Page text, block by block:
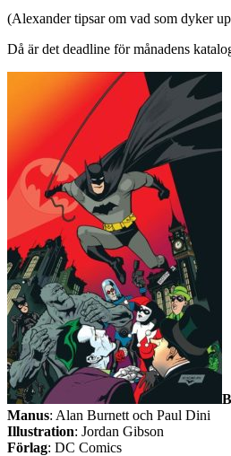
(Alexander tipsar om vad som dyker
Då är det deadline för månadens
Manus: Alan Burnett och Paul Dini
Illustration: Jordan Gibson
Förlag: DC Comics